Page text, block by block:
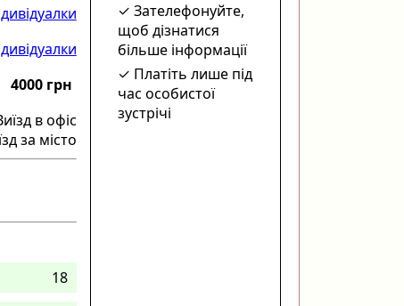
4000 грн
в офіс
за місто
18
Зателефонуйте,
щоб дізнатися
більше інформації
Платіть лише під
час особистої
зустрічі